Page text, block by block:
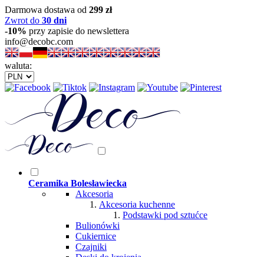
Darmowa dostawa od 299 zł
Zwrot do 30 dni
-10% przy zapisie do newslettera
info@decobc.com
waluta:
Ceramika Bolesławiecka
Akcesoria
Akcesoria kuchenne
Podstawki pod sztućce
Bulionówki
Cukiernice
Czajniki